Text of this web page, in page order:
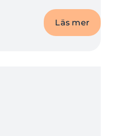
Läs mer